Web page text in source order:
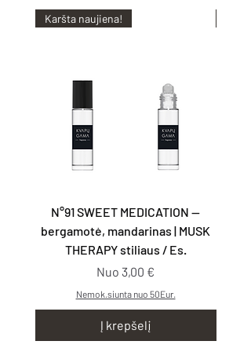
Karšta naujiena!
N°91 SWEET MEDICATION —
bergamotė, mandarinas | MUSK
THERAPY stiliaus / Es.
Nuo 3,00 €
Pardavimo kaina
Nemok.siunta nuo 50Eur.
Į krepšelį